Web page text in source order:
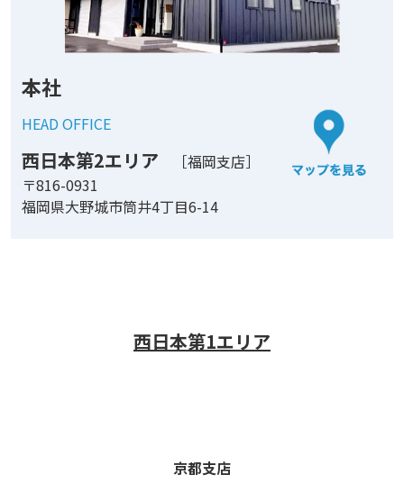
本社
HEAD OFFICE
西日本第2エリア ［福岡支店］
〒816-0931
福岡県大野城市筒井4丁目6-14
西日本第1エリア
京都支店